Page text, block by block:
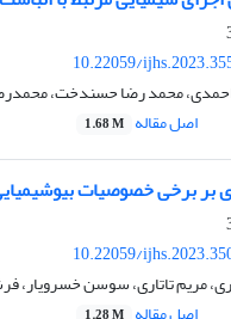
10.22059/
محمد رضا حسندخت،
اصل مقاله 1.68 M
برخی خصوصیات
10.22059/
مریم تاتاری، سوسن خسرویار،